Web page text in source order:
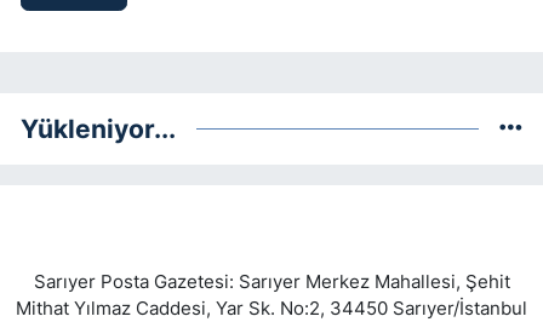
Yükleniyor...
Sarıyer Posta Gazetesi: Sarıyer Merkez Mahallesi, Şehit
Mithat Yılmaz Caddesi, Yar Sk. No:2, 34450 Sarıyer/İstanbul